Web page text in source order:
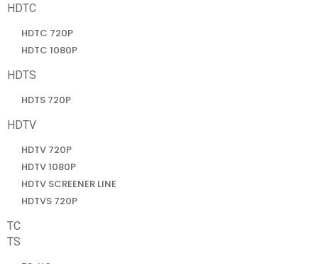
HDTC
HDTC 720P
HDTC 1080P
HDTS
HDTS 720P
HDTV
HDTV 720P
HDTV 1080P
HDTV SCREENER LINE
HDTVS 720P
TC
TS